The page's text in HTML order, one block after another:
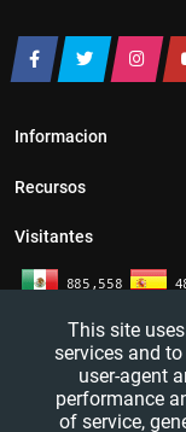
Informacion
Recursos
Visitantes
This site
services and
user-agent
performance
of service,